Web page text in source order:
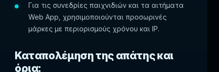
Για τις συνεδρίες παιχνιδιών και τα αιτήματα
Web App, χρησιμοποιούνται προσωρινές
μάρκες με περιορισμούς χρόνου και IP.
Καταπολέμηση της απάτης και
όρια: